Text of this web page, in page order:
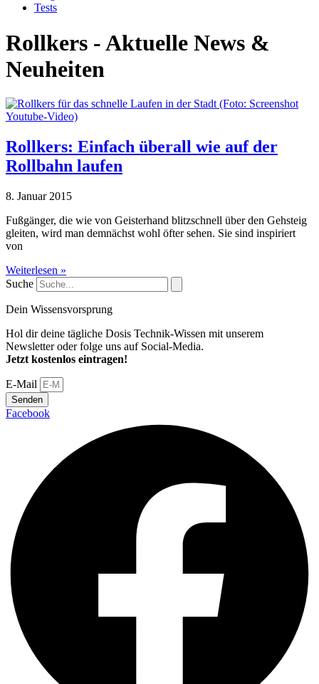
Tests
Rollkers - Aktuelle News &
Neuheiten
Rollkers: Einfach überall wie auf der
Rollbahn laufen
8. Januar 2015
Fußgänger, die wie von Geisterhand blitzschnell über den Gehsteig
gleiten, wird man demnächst wohl öfter sehen. Sie sind inspiriert
von
Weiterlesen »
Suche
Dein Wissensvorsprung
Hol dir deine tägliche Dosis Technik-Wissen mit unserem
Newsletter oder folge uns auf Social-Media.
Jetzt kostenlos eintragen!
E-Mail
Senden
Facebook